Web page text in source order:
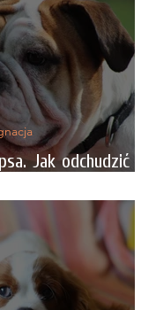
Jak odchudzić